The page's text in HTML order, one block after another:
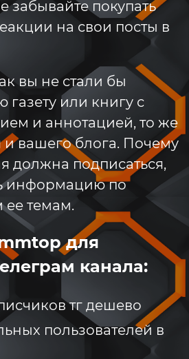
забывайте покупать
на свои посты в
вы не стали бы
газету или книгу с
и аннотацией, то же
и вашего блога. Почему
должна подписаться,
информацию по
темам.
для
канала:
тг дешево
пользователей в